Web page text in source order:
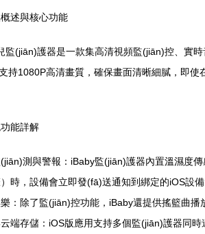
述與核心功能
監(jiān)護器是一款集高清視頻監(jiān)控、實
持1080P高清畫質，確保畫面清晰細膩，即
能詳解
測與警報：iBaby監(jiān)護器內置溫濕度
）時，設備會立即發(fā)送通知到綁定的iOS設備
：除了監(jiān)控功能，iBaby還提供搖籃曲
端存儲：iOS版應用支持多個監(jiān)護器同